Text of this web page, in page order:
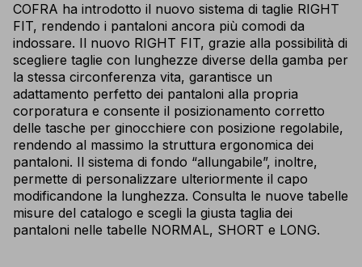
COFRA ha introdotto il nuovo sistema di taglie RIGHT
FIT, rendendo i pantaloni ancora più comodi da
indossare. Il nuovo RIGHT FIT, grazie alla possibilità di
scegliere taglie con lunghezze diverse della gamba per
la stessa circonferenza vita, garantisce un
adattamento perfetto dei pantaloni alla propria
corporatura e consente il posizionamento corretto
delle tasche per ginocchiere con posizione regolabile,
rendendo al massimo la struttura ergonomica dei
pantaloni. Il sistema di fondo “allungabile”, inoltre,
permette di personalizzare ulteriormente il capo
modificandone la lunghezza. Consulta le nuove tabelle
misure del catalogo e scegli la giusta taglia dei
pantaloni nelle tabelle NORMAL, SHORT e LONG.